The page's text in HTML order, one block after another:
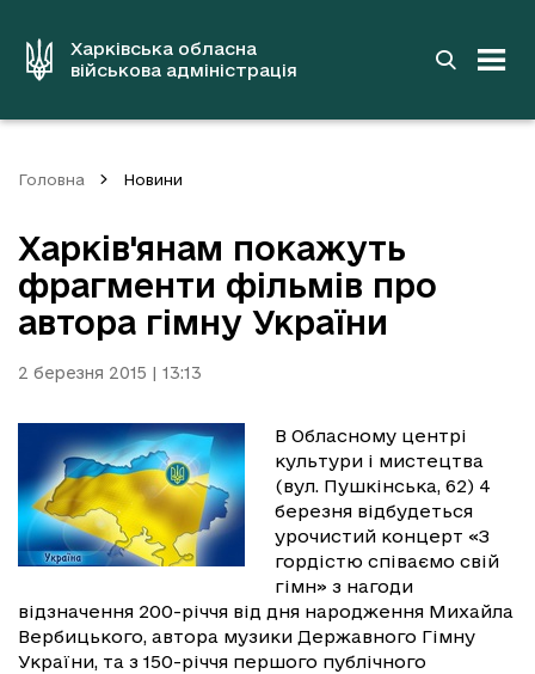
вмістуХарківська обласна
військова адміністрація
Головна Новини
Харків'янам покажуть
фрагменти фільмів про
автора гімну України
2 березня 2015 | 13:13
В Обласному центрі
культури і мистецтва
(вул. Пушкінська, 62) 4
березня відбудеться
урочистий концерт «З
гордістю співаємо свій
гімн» з нагоди
відзначення 200-річчя від дня народження Михайла
Вербицького, автора музики Державного Гімну
України, та з 150-річчя першого публічного